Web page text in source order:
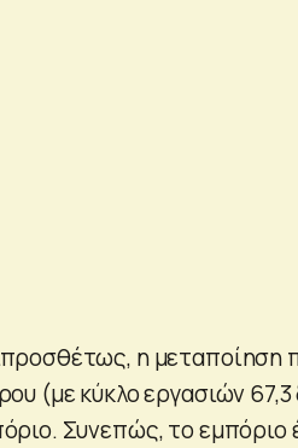
η μεταποίηση
(με κύκλο εργασιών
Συνεπώς, το εμπόριο